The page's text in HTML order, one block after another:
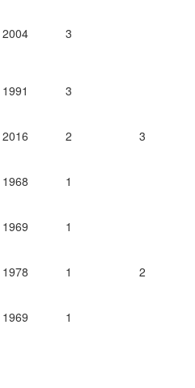
2004 3
1991 3
2016 2 3
1968 1
1969 1
1978 1 2
1969 1